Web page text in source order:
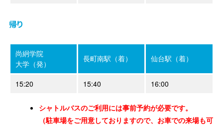
帰り
尚絅学院
大学（発）
長町南駅（着） 仙台駅（着）
15:20 15:40 16:00
シャトルバスのご利用には事前予約が必要です。
（駐車場をご用意しておりますので、お車での来場も可